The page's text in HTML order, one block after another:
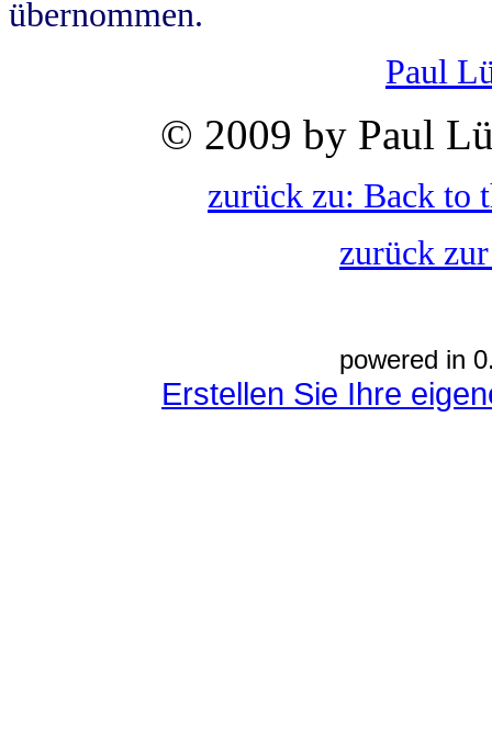
übernommen.
Paul
© 2009 by Paul
zurück zu: Back to
zurück
powered in
Erstellen Sie Ihre